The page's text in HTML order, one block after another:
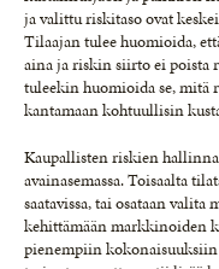
ja valittu riskitaso ovat
Tilaajan tulee huomioida,
aina ja riskin siirto ei poista
tuleekin huomioida se, mitä
kantamaan kohtuullisin
Kaupallisten riskien
avainasemassa. Toisaalta
saatavissa, tai osataan valita
kehittämään markkinoiden
pienempiin